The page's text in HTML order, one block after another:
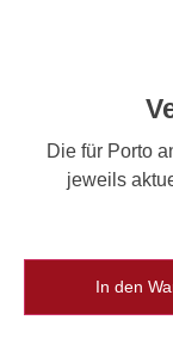
Die für Porto
jeweils
In den